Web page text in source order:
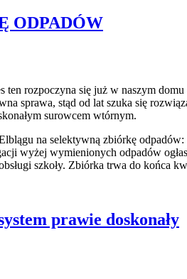
ODPADÓW
ten rozpoczyna się już w naszym
sprawa, stąd od lat szuka się
surowcem wtórnym.
na selektywną zbiórkę
wyżej wymienionych odpadów
szkoły. Zbiórka trwa do końca
prawie doskonały